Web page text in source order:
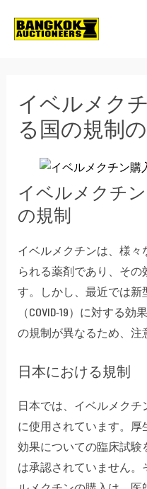
イベルメク
る国の規制
イベルメクチ
の規制
イベルメクチンは、様
られる薬剤であり、そ
す。しかし、最近では
（COVID-19）に対する
の規制が異なるため、注
日本における規制
日本では、イベルメク
に使用されています。厚
効果についての臨床試
は承認されていません